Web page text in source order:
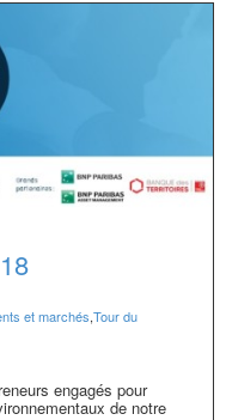
et marchés,Tour du
engagés pour
de notre